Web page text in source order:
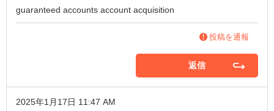
guaranteed accounts account acquisition
投稿を通報
返信
2025年1月17日 11:47 AM